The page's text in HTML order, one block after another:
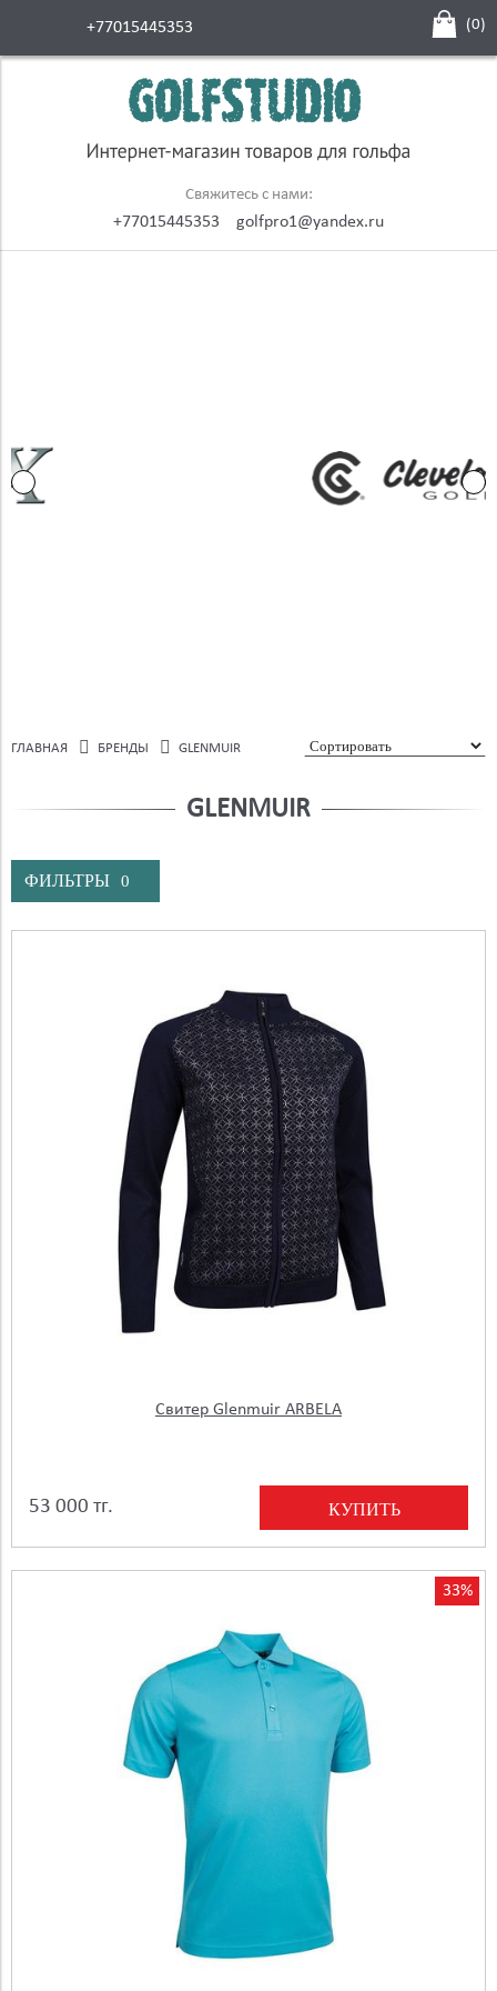
+77015445353 (0)
Свяжитесь с нами:
+77015445353 golfpro1@yandex.ru
ГЛАВНАЯ БРЕНДЫ GLENMUIR
GLENMUIR
ФИЛЬТРЫ 0
Бренд
Вид спорта
ТН ВЭД коды ЕАЭС
Свитер Glenmuir ARBELA
53 000 тг. КУПИТЬ
33%